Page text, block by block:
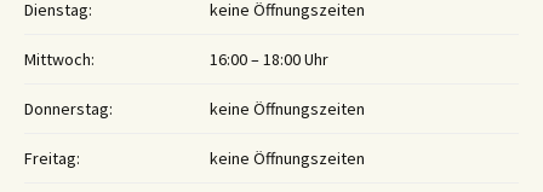
Dienstag: keine Öffnungszeiten
Mittwoch: 16:00 – 18:00 Uhr
Donnerstag: keine Öffnungszeiten
Freitag: keine Öffnungszeiten